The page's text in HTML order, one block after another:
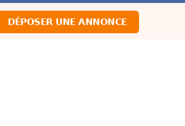
DÉPOSER UNE ANNONCE